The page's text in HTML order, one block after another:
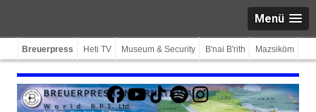
Menü
Breuerpress Heti TV Museum & Security B'nai B'rith Mazsiköm
Facebook
YouTube
TikTokSpotifyInstagram